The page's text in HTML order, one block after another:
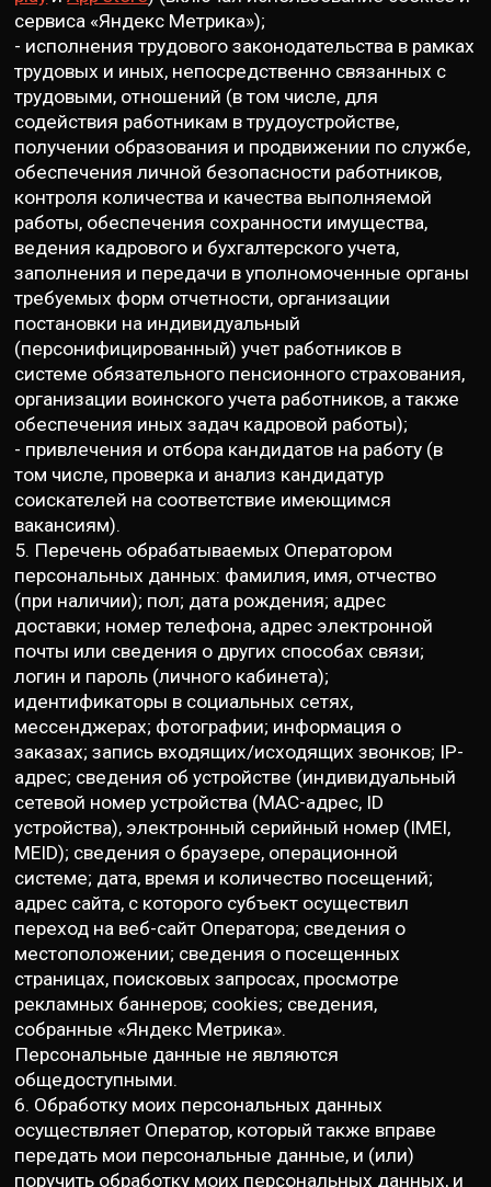
сервиса «Яндекс Метрика»);
- исполнения трудового законодательства в рамках
трудовых и иных, непосредственно связанных с
трудовыми, отношений (в том числе, для
содействия работникам в трудоустройстве,
получении образования и продвижении по службе,
обеспечения личной безопасности работников,
контроля количества и качества выполняемой
работы, обеспечения сохранности имущества,
ведения кадрового и бухгалтерского учета,
заполнения и передачи в уполномоченные органы
требуемых форм отчетности, организации
постановки на индивидуальный
(персонифицированный) учет работников в
системе обязательного пенсионного страхования,
организации воинского учета работников, а также
обеспечения иных задач кадровой работы);
- привлечения и отбора кандидатов на работу (в
том числе, проверка и анализ кандидатур
соискателей на соответствие имеющимся
вакансиям).
5. Перечень обрабатываемых Оператором
персональных данных: фамилия, имя, отчество
(при наличии); пол; дата рождения; адрес
доставки; номер телефона, адрес электронной
почты или сведения о других способах связи;
логин и пароль (личного кабинета);
идентификаторы в социальных сетях,
мессенджерах; фотографии; информация о
заказах; запись входящих/исходящих звонков; IP-
адрес; сведения об устройстве (индивидуальный
сетевой номер устройства (MAC-адрес, ID
устройства), электронный серийный номер (IMEI,
MEID); сведения о браузере, операционной
системе; дата, время и количество посещений;
адрес сайта, с которого субъект осуществил
переход на веб-сайт Оператора; сведения о
местоположении; сведения о посещенных
страницах, поисковых запросах, просмотре
рекламных баннеров; cookies; сведения,
собранные «Яндекс Метрика».
Персональные данные не являются
общедоступными.
6. Обработку моих персональных данных
осуществляет Оператор, который также вправе
передать мои персональные данные, и (или)
поручить обработку моих персональных данных, и